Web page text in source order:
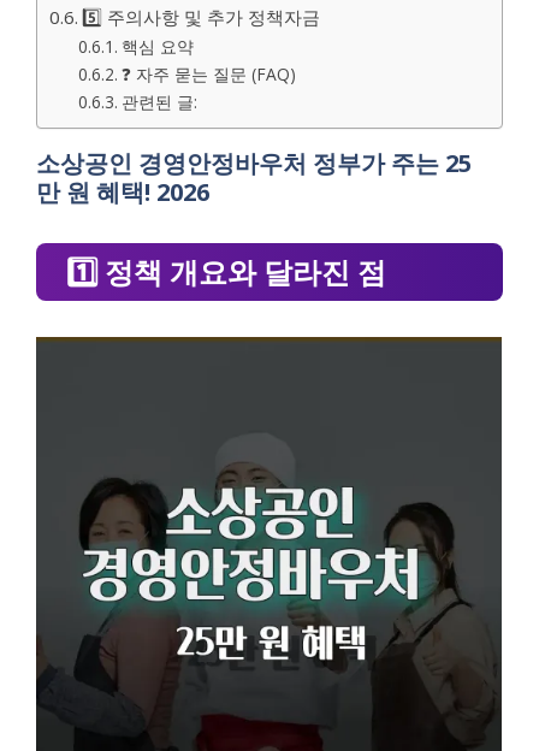
5️⃣ 주의사항 및 추가 정책자금
핵심 요약
❓ 자주 묻는 질문 (FAQ)
관련된 글:
소상공인 경영안정바우처 정부가 주는 25
만 원 혜택! 2026
1️⃣ 정책 개요와 달라진 점